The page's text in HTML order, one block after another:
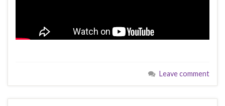
Leave comment